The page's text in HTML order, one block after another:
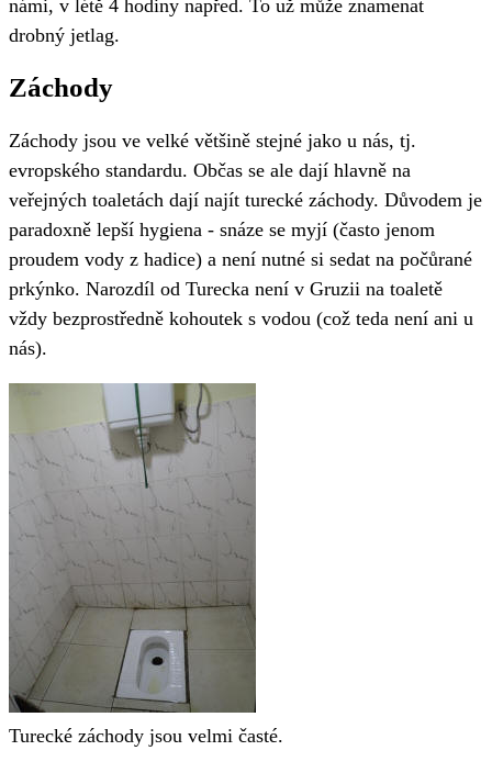
námi, v létě 4 hodiny napřed. To už může znamenat
drobný jetlag.
Záchody
Záchody jsou ve velké většině stejné jako u nás, tj.
evropského standardu. Občas se ale dají hlavně na
veřejných toaletách dají najít turecké záchody. Důvodem je
paradoxně lepší hygiena - snáze se myjí (často jenom
proudem vody z hadice) a není nutné si sedat na počůrané
prkýnko. Narozdíl od Turecka není v Gruzii na toaletě
vždy bezprostředně kohoutek s vodou (což teda není ani u
nás).
Turecké záchody jsou velmi časté.